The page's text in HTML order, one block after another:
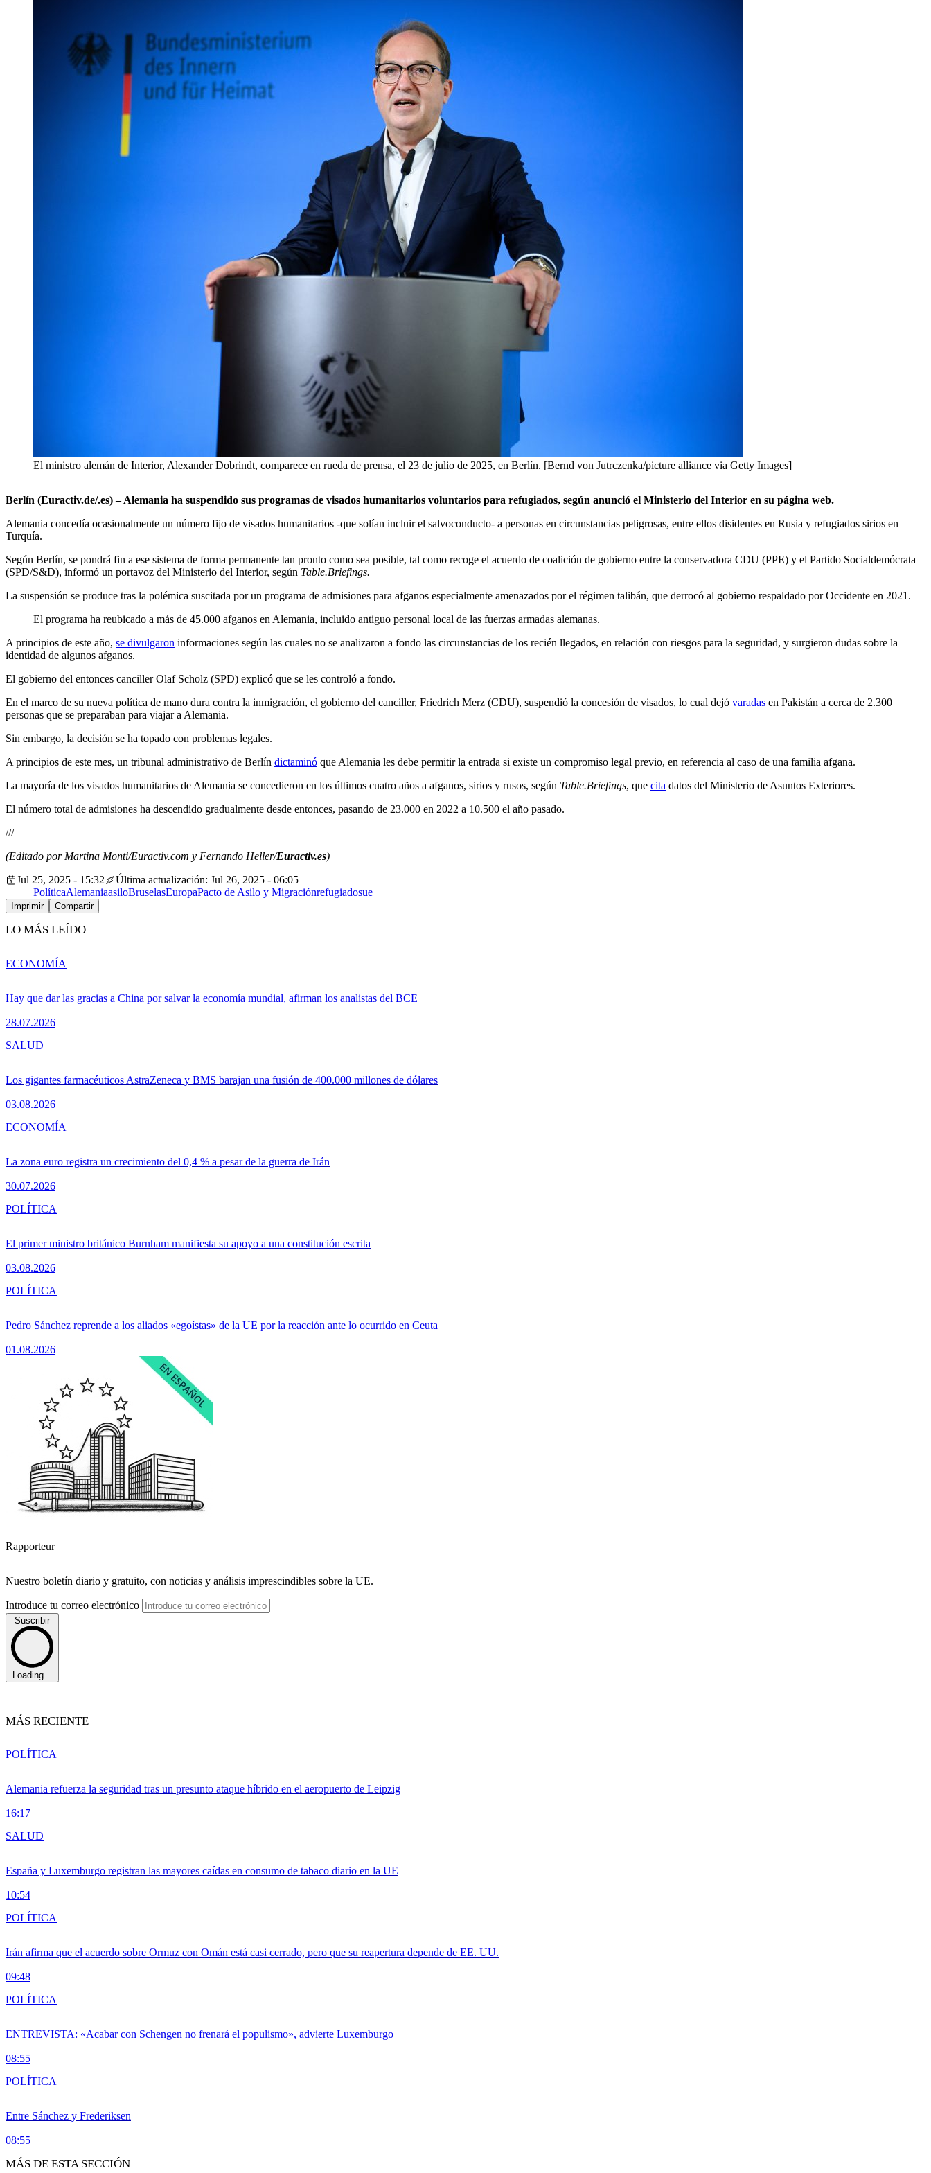
El ministro alemán de Interior, Alexander Dobrindt, comparece en rueda de prensa, el 23 de julio de 2025, en Berlín. [Bernd von Jutrczenka/picture alliance via Getty Images]
Berlín (Euractiv.de/.es) – Alemania ha suspendido sus programas de visados humanitarios voluntarios para refugiados, según anunció el Ministerio del Interior en su página web.
Alemania concedía ocasionalmente un número fijo de visados humanitarios -que solían incluir el salvoconducto- a personas en circunstancias peligrosas, entre ellos disidentes en Rusia y refugiados sirios en
Turquía.
Según Berlín, se pondrá fin a ese sistema de forma permanente tan pronto como sea posible, tal como recoge el acuerdo de coalición de gobierno entre la conservadora CDU (PPE) y el Partido Socialdemócrata
(SPD/S&D), informó un portavoz del Ministerio del Interior, según Table.Briefings.
La suspensión se produce tras la polémica suscitada por un programa de admisiones para afganos especialmente amenazados por el régimen talibán, que derrocó al gobierno respaldado por Occidente en 2021.
El programa ha reubicado a más de 45.000 afganos en Alemania, incluido antiguo personal local de las fuerzas armadas alemanas.
A principios de este año, se divulgaron informaciones según las cuales no se analizaron a fondo las circunstancias de los recién llegados, en relación con riesgos para la seguridad, y surgieron dudas sobre la
identidad de algunos afganos.
El gobierno del entonces canciller Olaf Scholz (SPD) explicó que se les controló a fondo.
En el marco de su nueva política de mano dura contra la inmigración, el gobierno del canciller, Friedrich Merz (CDU), suspendió la concesión de visados, lo cual dejó varadas en Pakistán a cerca de 2.300
personas que se preparaban para viajar a Alemania.
Sin embargo, la decisión se ha topado con problemas legales.
A principios de este mes, un tribunal administrativo de Berlín dictaminó que Alemania les debe permitir la entrada si existe un compromiso legal previo, en referencia al caso de una familia afgana.
La mayoría de los visados humanitarios de Alemania se concedieron en los últimos cuatro años a afganos, sirios y rusos, según Table.Briefings, que cita datos del Ministerio de Asuntos Exteriores.
El número total de admisiones ha descendido gradualmente desde entonces, pasando de 23.000 en 2022 a 10.500 el año pasado.
///
(Editado por Martina Monti/Euractiv.com y Fernando Heller/Euractiv.es)
Jul 25, 2025 - 15:32
Última actualización: Jul 26, 2025 - 06:05
PolíticaAlemaniaasiloBruselasEuropaPacto de Asilo y Migraciónrefugiadosue
Imprimir Compartir
LO MÁS LEÍDO
Hay que dar las gracias a China por salvar la economía mundial, afirman los analistas del BCE
28.07.2026
ECONOMÍA
Los gigantes farmacéuticos AstraZeneca y BMS barajan una fusión de 400.000 millones de dólares
03.08.2026
SALUD
La zona euro registra un crecimiento del 0,4 % a pesar de la guerra de Irán
30.07.2026
ECONOMÍA
El primer ministro británico Burnham manifiesta su apoyo a una constitución escrita
03.08.2026
POLÍTICA
Pedro Sánchez reprende a los aliados «egoístas» de la UE por la reacción ante lo ocurrido en Ceuta
01.08.2026
POLÍTICA
Rapporteur
Nuestro boletín diario y gratuito, con noticias y análisis imprescindibles sobre la UE.
Introduce tu correo electrónico
Suscribir
Loading...
MÁS RECIENTE
Alemania refuerza la seguridad tras un presunto ataque híbrido en el aeropuerto de Leipzig
16:17
POLÍTICA
España y Luxemburgo registran las mayores caídas en consumo de tabaco diario en la UE
10:54
SALUD
Irán afirma que el acuerdo sobre Ormuz con Omán está casi cerrado, pero que su reapertura depende de EE. UU.
09:48
POLÍTICA
ENTREVISTA: «Acabar con Schengen no frenará el populismo», advierte Luxemburgo
08:55
POLÍTICA
Entre Sánchez y Frederiksen
08:55
POLÍTICA
MÁS DE ESTA SECCIÓN